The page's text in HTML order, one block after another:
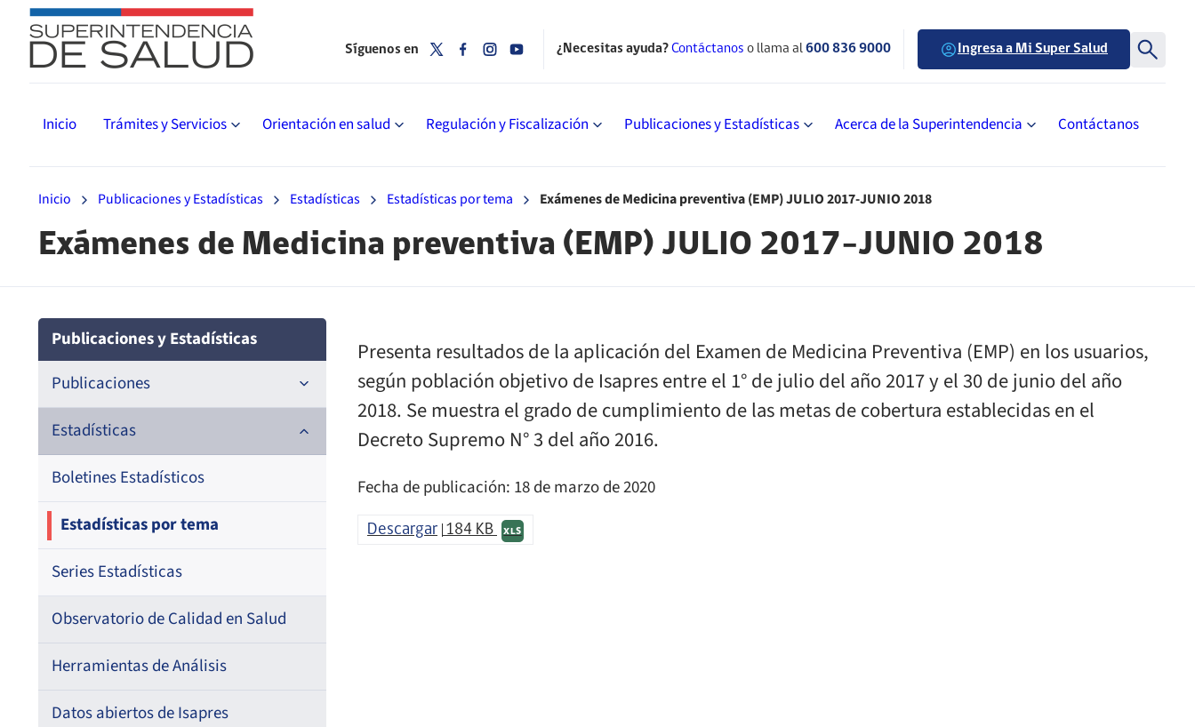
Inicio Trámites y Servicios Orientación en salud Regulación y Fiscalización Publicaciones y Estadísticas Acerca de la Superintendencia Contáctanos
Síguenos en ¿Necesitas ayuda?Contáctanos o llama al600 836 9000 Ingresa a Mi Super Salud
Inicio Publicaciones y Estadísticas Estadísticas Estadísticas por tema Exámenes de Medicina preventiva (EMP) JULIO 2017-JUNIO 2018
Exámenes de Medicina preventiva (EMP) JULIO 2017-JUNIO 2018
Publicaciones y Estadísticas
Publicaciones
Documentos de trabajo
Documentos metodológicos
Estadísticas
Boletines Estadísticos
Estadísticas por tema
Series Estadísticas
Observatorio de Calidad en Salud
Herramientas de Análisis
Datos abiertos de Isapres
Presenta resultados de la aplicación del Examen de Medicina Preventiva (EMP) en los usuarios,
según población objetivo de Isapres entre el 1° de julio del año 2017 y el 30 de junio del año
2018. Se muestra el grado de cumplimiento de las metas de cobertura establecidas en el
Decreto Supremo N° 3 del año 2016.
Fecha de publicación: 18 de marzo de 2020
Descargar 184 KB XLS